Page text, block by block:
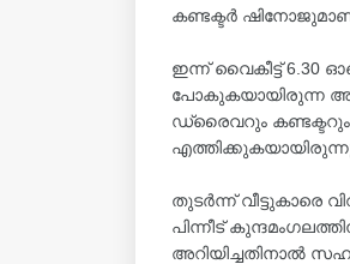
കണ്ടക്ടർ
ഇന്ന് വൈകീട്ട് 6.30
പോകുകയായിരുന്ന
ഡ്രൈവറും കണ്ടക്ടറും
തുടർന്ന് വീട്ടുകാരെ
പിന്നീട്
അറിയിച്ചതിനാൽ